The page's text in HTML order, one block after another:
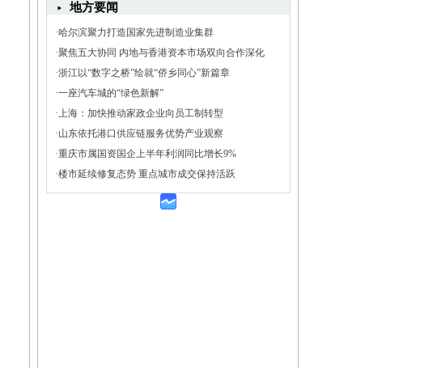
地方要闻
·哈尔滨聚力打造国家先进制造业集群
·聚焦五大协同 内地与香港资本市场双向合作深化
·浙江以“数字之桥”绘就“侨乡同心”新篇章
·一座汽车城的“绿色新解”
·上海：加快推动家政企业向员工制转型
·山东依托港口供应链服务优势产业观察
·重庆市属国资国企上半年利润同比增长9%
·楼市延续修复态势 重点城市成交保持活跃